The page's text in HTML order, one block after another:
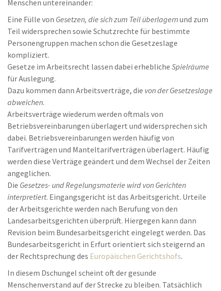
Menschen untereinander:
Eine Fülle von Gesetzen, die sich zum Teil überlagernund zum
Teil widersprechen sowie Schutzrechte für bestimmte
Personengruppen machen schon die Gesetzeslage
kompliziert.
Gesetze im Arbeitsrecht lassen dabei erhebliche Spielräume
für Auslegung.
Dazu kommen dann Arbeitsverträge, die von der Gesetzeslage
abweichen.
Arbeitsverträge wiederum werden oftmals von
Betriebsvereinbarungen überlagert und widersprechen sich
dabei. Betriebsvereinbarungen werden häufig von
Tarifverträgen und Manteltarifverträgen überlagert. Häufig
werden diese Verträge geändert und dem Wechsel der Zeiten
angeglichen.
Die Gesetzes- und Regelungsmaterie wird von Gerichten
interpretiert. Eingangsgericht ist das Arbeitsgericht. Urteile
der Arbeitsgerichte werden nach Berufung von den
Landesarbeitsgerichten überprüft. Hiergegen kann dann
Revision beim Bundesarbeitsgericht eingelegt werden. Das
Bundesarbeitsgericht in Erfurt orientiert sich steigernd an
der Rechtsprechung des Europäischen Gerichtshofs.
In diesem Dschungel scheint oft der gesunde
Menschenverstand auf der Strecke zu bleiben. Tatsächlich